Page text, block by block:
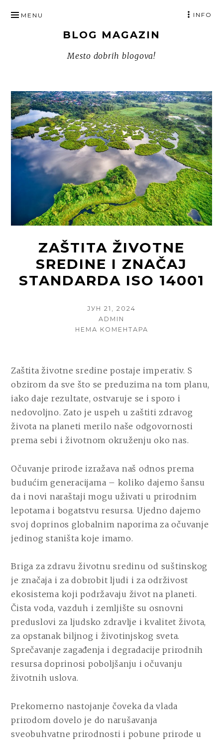
TO
BLOG MAGAZIN
Mesto dobrih blogova!
MENU INFO
ZAŠTITA ŽIVOTNE
SREDINE I ZNAČAJ
STANDARDA ISO 14001
POSTED
ЈУН 21, 2024
AUTHOR
ADMIN
НЕМА КОМЕНТАРА
I
ZNAČAJ
STANDARDA
ISO
14001
Zaštita životne sredine postaje imperativ. S
obzirom da sve što se preduzima na tom planu,
iako daje rezultate, ostvaruje se i sporo i
nedovoljno. Zato je uspeh u zaštiti zdravog
života na planeti merilo naše odgovornosti
prema sebi i životnom okruženju oko nas.
Očuvanje prirode izražava naš odnos prema
budućim generacijama – koliko dajemo šansu
da i novi naraštaji mogu uživati u prirodnim
lepotama i bogatstvu resursa. Ujedno dajemo
svoj doprinos globalnim naporima za očuvanje
jedinog staništa koje imamo.
Briga za zdravu životnu sredinu od suštinskog
je značaja i za dobrobit ljudi i za održivost
ekosistema koji podržavaju život na planeti.
Čista voda, vazduh i zemljište su osnovni
preduslovi za ljudsko zdravlje i kvalitet života,
za opstanak biljnog i životinjskog sveta.
Sprečavanje zagađenja i degradacije prirodnih
resursa doprinosi poboljšanju i očuvanju
životnih uslova.
Prekomerno nastojanje čoveka da vlada
prirodom dovelo je do narušavanja
sveobuhvatne prirodnosti i pobune prirode u